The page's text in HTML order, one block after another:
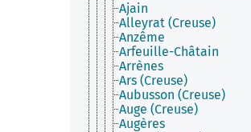
Ajain
Alleyrat (Creuse)
Anzême
Arfeuille-Châtain
Arrènes
Ars (Creuse)
Aubusson (Creuse)
Auge (Creuse)
Augères